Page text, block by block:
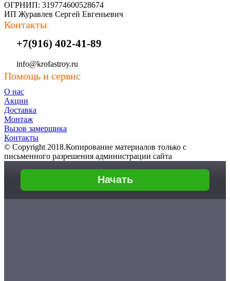
ОГРНИП: 319774600528674
ИП Журавлев Сергей Евгеньевич
Контакты
+7(916) 402-41-89
info@krofastroy.ru
Помощь и сервис
О нас
Акции
Доставка
Монтаж
Вызов замерщика
Контакты
© Copyright 2018.Копирование материалов только с
письменного разрешения администрации сайта